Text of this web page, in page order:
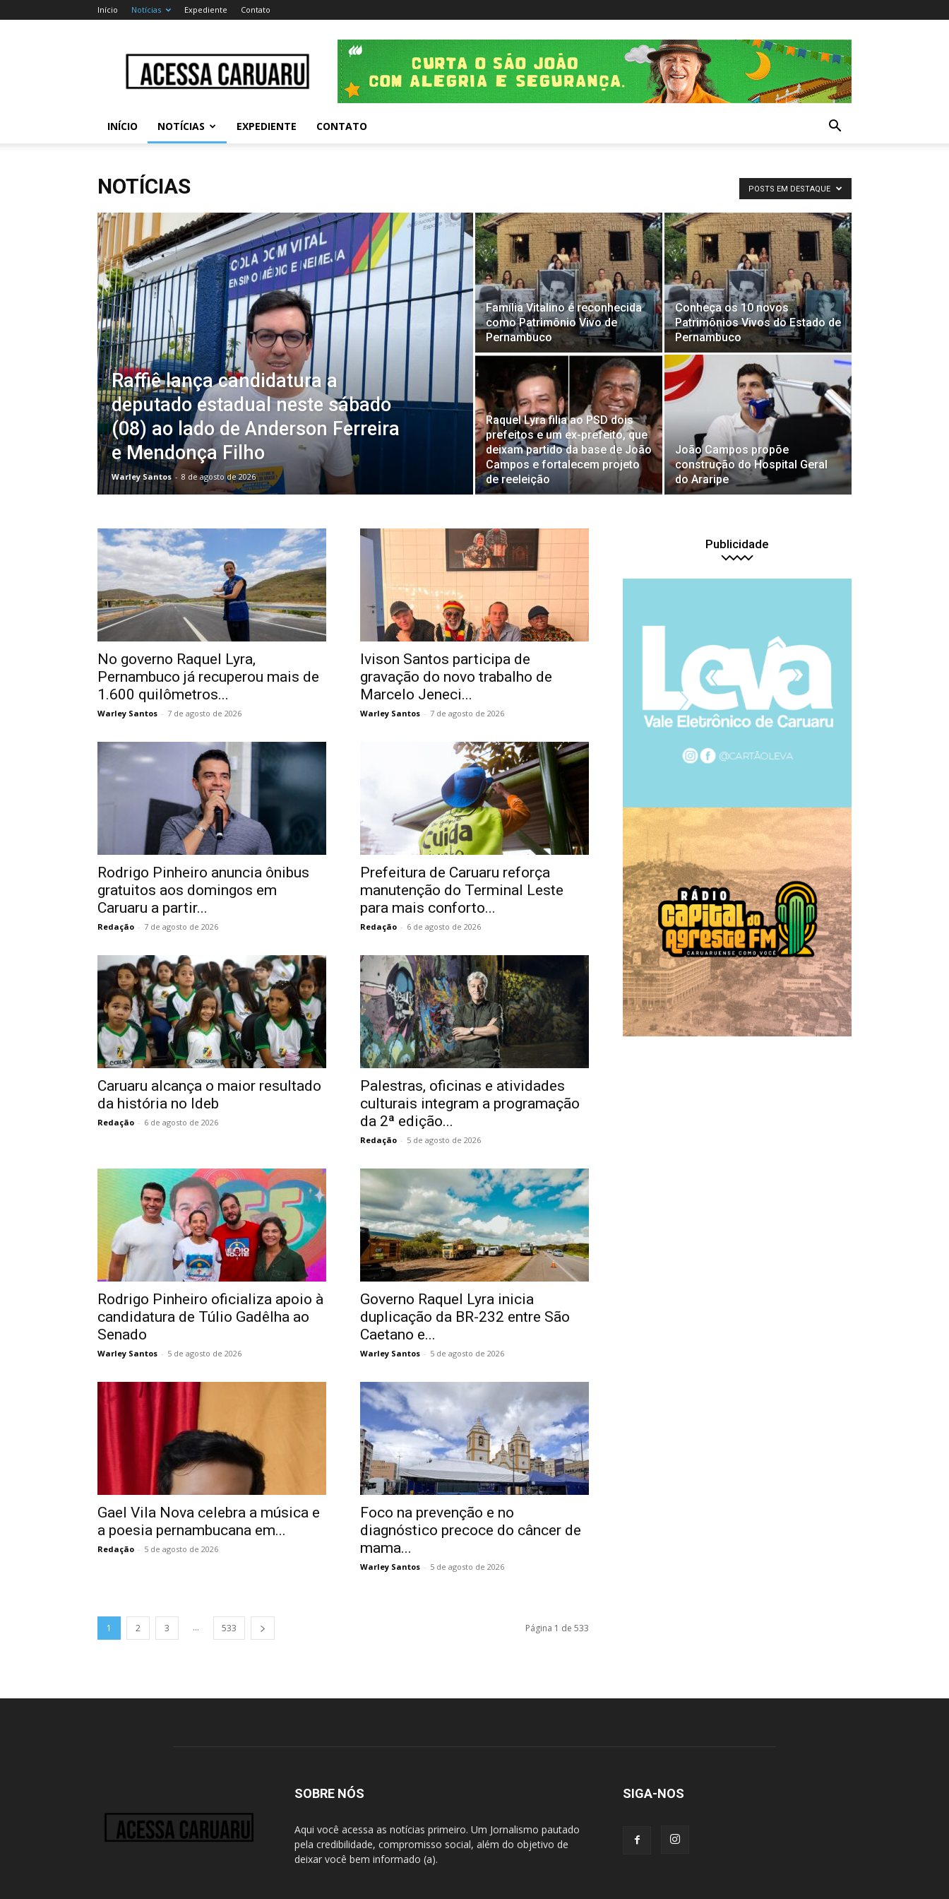
Início Notícias Expediente Contato
Caruaru
INÍCIO NOTÍCIAS EXPEDIENTE CONTATO
NOTÍCIAS POSTS EM DESTAQUE
Raffiê lança candidatura a
deputado estadual neste sábado
(08) ao lado de Anderson Ferreira
e Mendonça Filho
Warley Santos - 8 de agosto de 2026
Família Vitalino é reconhecida
como Patrimônio Vivo de
Pernambuco
Conheça os 10 novos
Patrimônios Vivos do Estado de
Pernambuco
Raquel Lyra filia ao PSD dois
prefeitos e um ex-prefeito, que
deixam partido da base de João
Campos e fortalecem projeto
de reeleição
João Campos propõe
construção do Hospital Geral
do Araripe
No governo Raquel Lyra,
Pernambuco já recuperou mais de
1.600 quilômetros...
Warley Santos - 7 de agosto de 2026
Ivison Santos participa de
gravação do novo trabalho de
Marcelo Jeneci...
Warley Santos - 7 de agosto de 2026
Rodrigo Pinheiro anuncia ônibus
gratuitos aos domingos em
Caruaru a partir...
Redação - 7 de agosto de 2026
Prefeitura de Caruaru reforça
manutenção do Terminal Leste
para mais conforto...
Redação - 6 de agosto de 2026
Caruaru alcança o maior resultado
da história no Ideb
Redação - 6 de agosto de 2026
Palestras, oficinas e atividades
culturais integram a programação
da 2ª edição...
Redação - 5 de agosto de 2026
Rodrigo Pinheiro oficializa apoio à
candidatura de Túlio Gadêlha ao
Senado
Warley Santos - 5 de agosto de 2026
Governo Raquel Lyra inicia
duplicação da BR-232 entre São
Caetano e...
Warley Santos - 5 de agosto de 2026
Gael Vila Nova celebra a música e
a poesia pernambucana em...
Redação - 5 de agosto de 2026
Foco na prevenção e no
diagnóstico precoce do câncer de
mama...
Warley Santos - 5 de agosto de 2026
1 2 3 ... 533 Página 1 de 533
Publicidade
SOBRE NÓS
Aqui você acessa as notícias primeiro. Um Jornalismo pautado
pela credibilidade, compromisso social, além do objetivo de
deixar você bem informado (a).
SIGA-NOS